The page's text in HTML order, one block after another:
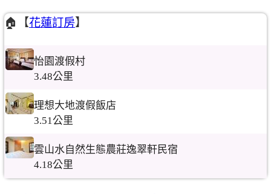
🏠【花蓮訂房】
怡園渡假村
3.48公里
理想大地渡假飯店
3.51公里
雲山水自然生態農莊逸翠軒民宿
4.18公里